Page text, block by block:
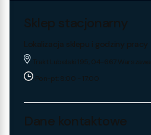
Sklep stacjonarny
Lokalizacja sklepu i godziny pracy
Trakt Lubelski 195, 04-667 Warszawa
Pon-pt: 8:00 - 17:00
Dane kontaktowe